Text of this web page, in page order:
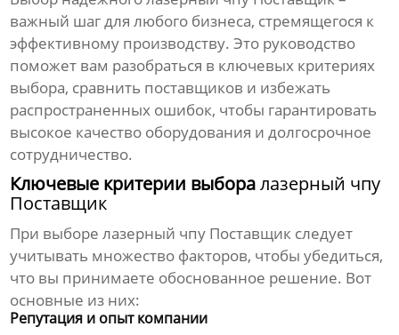
важный шаг для любого бизнеса, стремящегося к
эффективному производству. Это руководство
поможет вам разобраться в ключевых критериях
выбора, сравнить поставщиков и избежать
распространенных ошибок, чтобы гарантировать
высокое качество оборудования и долгосрочное
сотрудничество.
Ключевые критерии выборалазерный чпу
Поставщик
При выборелазерный чпу Поставщик следует
учитывать множество факторов, чтобы убедиться,
что вы принимаете обоснованное решение. Вот
основные из них:
Репутация и опыт компании